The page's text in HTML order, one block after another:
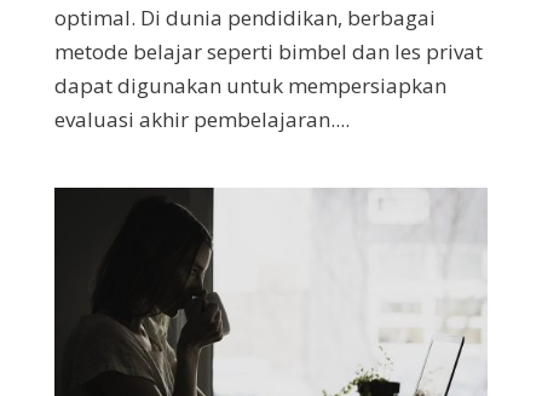
optimal. Di dunia pendidikan, berbagai
metode belajar seperti bimbel dan les privat
dapat digunakan untuk mempersiapkan
evaluasi akhir pembelajaran....